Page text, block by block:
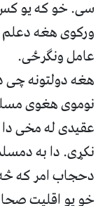
سی. خو که یو
ورکوی هغه دعلم
عامل ونګرځی.
هغه دولتونه چی
نوموی هغوی
عقیدی له مخی
نکړی. دا به
دحجاب امر که
خو یو اقلیت